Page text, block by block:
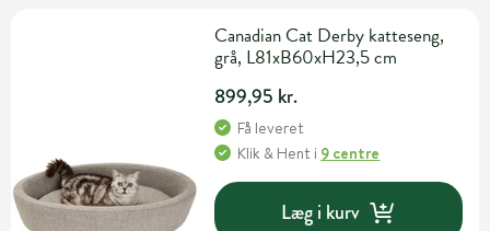
Canadian Cat Derby katteseng,
grå, L81xB60xH23,5 cm
899,95 kr.
Få leveret
Klik & Hent i 9 centre
Læg i kurv